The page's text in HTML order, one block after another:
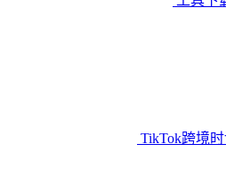
TikTok跨境